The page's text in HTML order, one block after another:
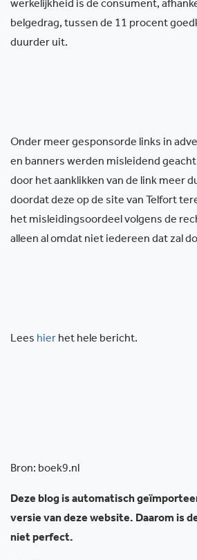
werkelijkheid is de consument,
belgedrag, tussen de 11 procent
duurder uit.
Onder meer gesponsorde links in
en banners werden misleidend
door het aanklikken van de link meer
doordat deze op de site van Telfort
het misleidingsoordeel volgens de
alleen al omdat niet iedereen dat zal
Lees hier het hele bericht.
Bron: boek9.nl
Deze blog is automatisch
versie van deze website. Daarom is
niet perfect.